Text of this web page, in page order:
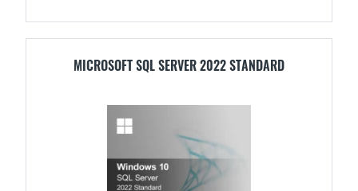
MICROSOFT SQL SERVER 2022 STANDARD